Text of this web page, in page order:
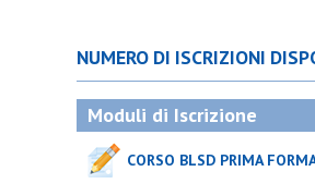
NUMERO DI ISCRIZIONI
Moduli di Iscrizione
CORSO BLSD PRIMA